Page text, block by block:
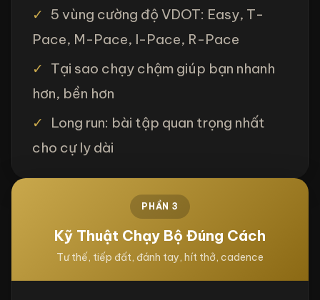
✓ 5 vùng cường độ VDOT: Easy, T-
Pace, M-Pace, I-Pace, R-Pace
✓ Tại sao chạy chậm giúp bạn nhanh
hơn, bền hơn
✓
Long run: bài tập quan trọng nhất
cho cự ly dài
PHẦN 3
Kỹ Thuật Chạy Bộ Đúng Cách
Tư thế, tiếp đất, đánh tay, hít thở, cadence